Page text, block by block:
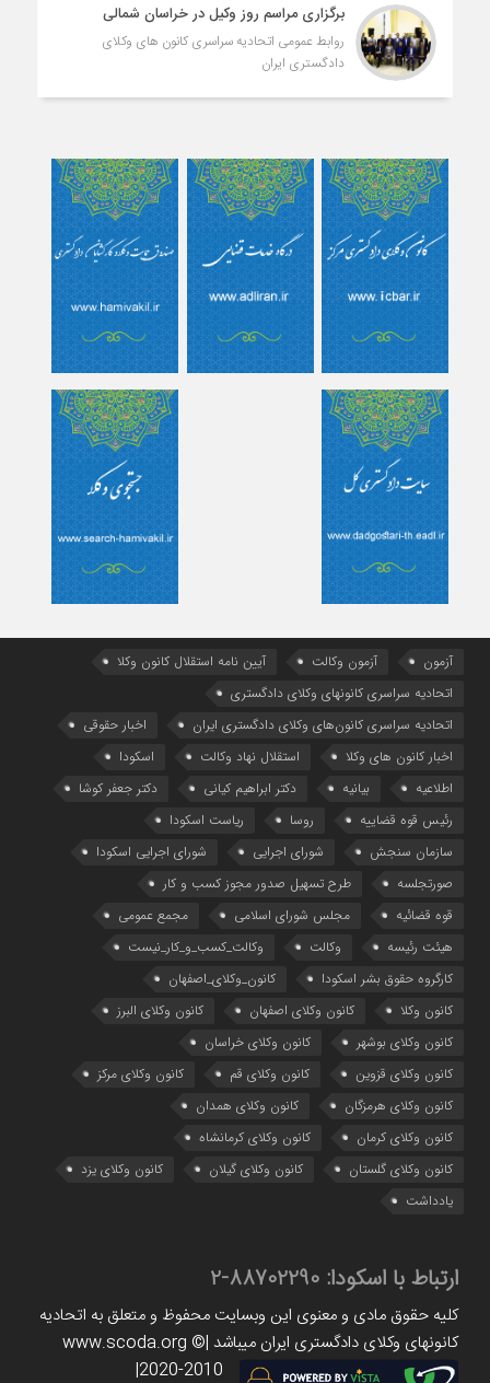
برگزاری مراسم روز وکیل در خراسان شمالی
روابط عمومی اتحادیه سراسری کانون های وکلای
دادگستری ایران
آزمون آزمون وکالت
آیین ‌نامه استقلال کانون وکلا
اتحادیه سراسری کانونهای وکلای دادگستری
اتحادیه سراسری کانون‌های وکلای دادگستری ایران
اخبار حقوقی
اخبار کانون های وکلا
استقلال نهاد وکالت
اسکودا
اطلاعیه
بیانیه دکتر ابراهیم کیانی
دکتر جعفر کوشا
رئیس قوه قضاییه
روسا
ریاست اسکودا
سازمان سنجش
شورای اجرایی
شورای اجرایی اسکودا
صورتجلسه
طرح تسهیل صدور مجوز کسب و کار
قوه قضائیه
مجلس شورای اسلامی
مجمع عمومی
هیئت رئیسه
وکالت
وکالت_کسب_و_کار_نیست
کارگروه حقوق بشر اسکودا
کانون_وکلای_اصفهان
کانون وکلا
کانون وکلای اصفهان
کانون وکلای البرز
کانون وکلای بوشهر
کانون وکلای خراسان
کانون وکلای قزوین
کانون وکلای قم
کانون وکلای مرکز
کانون وکلای هرمزگان
کانون وکلای همدان
کانون وکلای کرمان
کانون وکلای کرمانشاه
کانون وکلای گلستان
کانون وکلای گیلان
کانون وکلای یزد
یادداشت
ارتباط با اسکودا: 88702290-2
کلیه حقوق مادی و معنوی این وبسایت محفوظ و متعلق به اتحادیه
کانونهای وکلای دادگستری ایران میباشد |www.scoda.org ©
2020-2010|